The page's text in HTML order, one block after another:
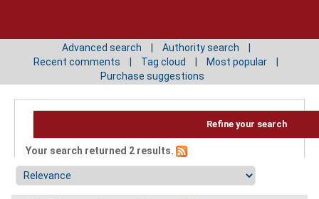
Advanced search
Authority search
Recent comments
Tag cloud
Most popular
Purchase suggestions
Refine your search
Your search returned 2 results.